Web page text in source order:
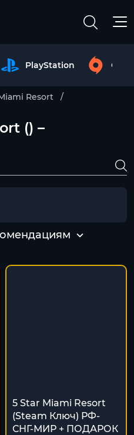
PlayStation
Resort
() –
5 Star Miami Resort
(Steam Ключ) РФ-
СНГ-МИР + ПОДАРОК